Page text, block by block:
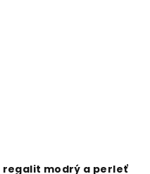
regalit modrý a perleť